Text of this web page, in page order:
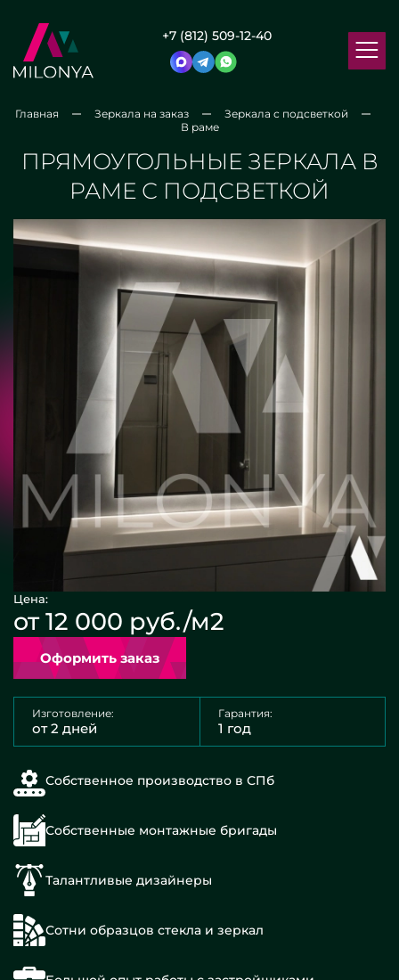
+7 (812) 509-12-40
Главная Зеркала на заказ
Зеркала с подсветкой
В раме
ПРЯМОУГОЛЬНЫЕ ЗЕРКАЛА В
РАМЕ С ПОДСВЕТКОЙ
Цена:
от 12 000 руб./м2
Оформить заказ
Изготовление:
от 2 дней
Гарантия:
1 год
Собственное производство в СПб
Собственные монтажные бригады
Талантливые дизайнеры
Сотни образцов стекла и зеркал